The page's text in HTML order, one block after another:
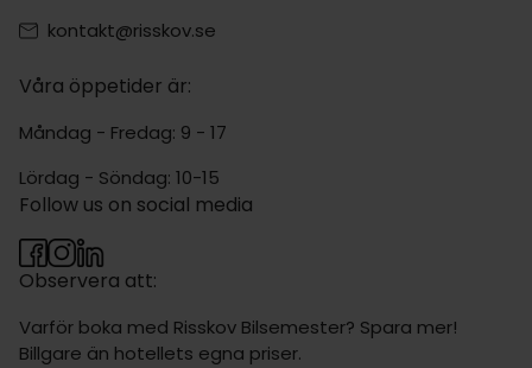
kontakt@risskov.se
Våra öppetider är:
Måndag - Fredag: 9 - 17
Lördag - Söndag: 10-15
Observera att:
Varför boka med Risskov Bilsemester? Spara mer!
Billgare än hotellets egna priser.
Follow us on social media